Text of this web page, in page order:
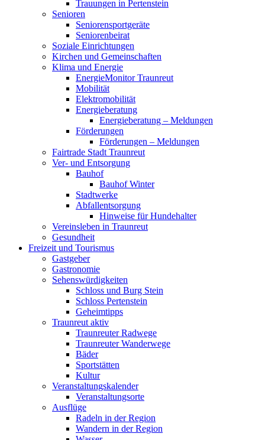
Trauungen in Pertenstein
Senioren
Seniorensportgeräte
Seniorenbeirat
Soziale Einrichtungen
Kirchen und Gemeinschaften
Klima und Energie
EnergieMonitor Traunreut
Mobilität
Elektromobilität
Energieberatung
Energieberatung – Meldungen
Förderungen
Förderungen – Meldungen
Fairtrade Stadt Traunreut
Ver- und Entsorgung
Bauhof
Bauhof Winter
Stadtwerke
Abfallentsorgung
Hinweise für Hundehalter
Vereinsleben in Traunreut
Gesundheit
Freizeit und Tourismus
Gastgeber
Gastronomie
Sehenswürdigkeiten
Schloss und Burg Stein
Schloss Pertenstein
Geheimtipps
Traunreut aktiv
Traunreuter Radwege
Traunreuter Wanderwege
Bäder
Sportstätten
Kultur
Veranstaltungskalender
Veranstaltungsorte
Ausflüge
Radeln in der Region
Wandern in der Region